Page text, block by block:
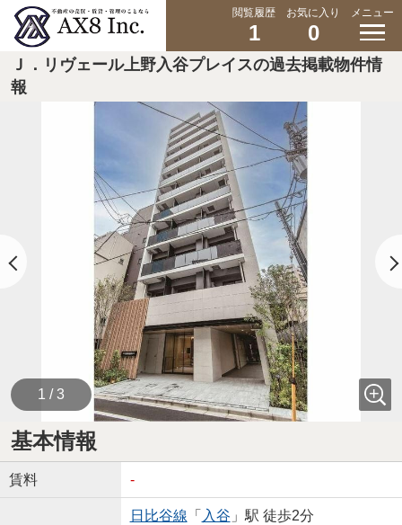
閲覧履歴
1
お気に入り
0
メニュー
Ｊ．リヴェール上野入谷プレイスの過去掲載物件情
報
1 / 3
基本情報
賃料 -
日比谷線 「 入谷 」駅 徒歩2分